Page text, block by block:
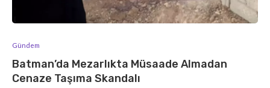
Gündem
Batman’da Mezarlıkta Müsaade Almadan
Cenaze Taşıma Skandalı